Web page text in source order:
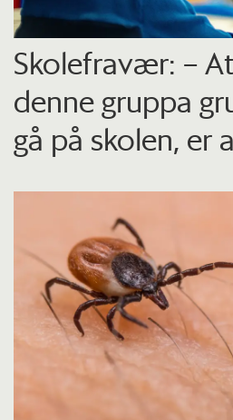
Skolefravær: –
denne gruppa
gå på skolen, er